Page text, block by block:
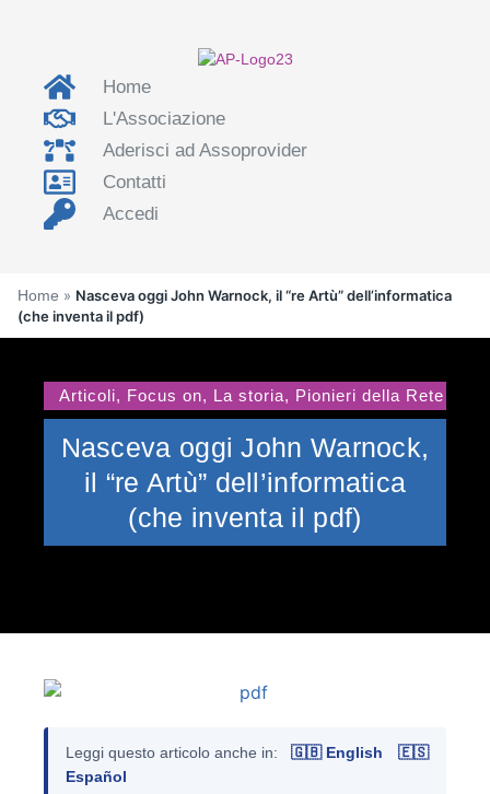
Home
L'Associazione
Aderisci ad Assoprovider
Contatti
Accedi
Home » Nasceva oggi John Warnock, il “re Artù” dell’informatica
(che inventa il pdf)
Articoli, Focus on, La storia, Pionieri della Rete
Nasceva oggi John Warnock,
il “re Artù” dell’informatica
(che inventa il pdf)
Leggi questo articolo anche in: 🇬🇧 English
🇪🇸
Español